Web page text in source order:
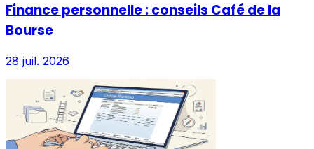
Finance personnelle : conseils Café de la
Bourse
28 juil. 2026